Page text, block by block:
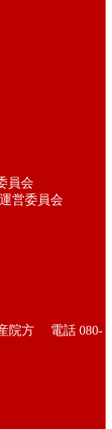
員会
営委員会
産院方 電話 080-